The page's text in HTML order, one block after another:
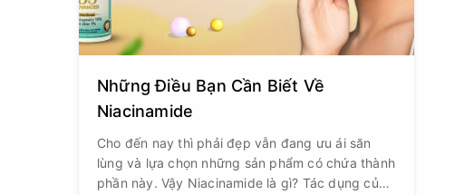
Những Điều Bạn Cần Biết Về
Niacinamide
Cho đến nay thì phải đẹp vẫn đang ưu ái săn
lùng và lựa chọn những sản phẩm có chứa thành
phần này. Vậy Niacinamide là gì? Tác dụng của